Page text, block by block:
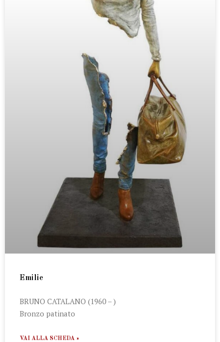
Emilie
BRUNO CATALANO (1960 – )
Bronzo patinato
VAI ALLA SCHEDA »